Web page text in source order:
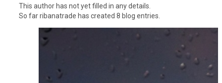
This author has not yet filled in any details.
So far ribanatrade has created 8 blog entries.